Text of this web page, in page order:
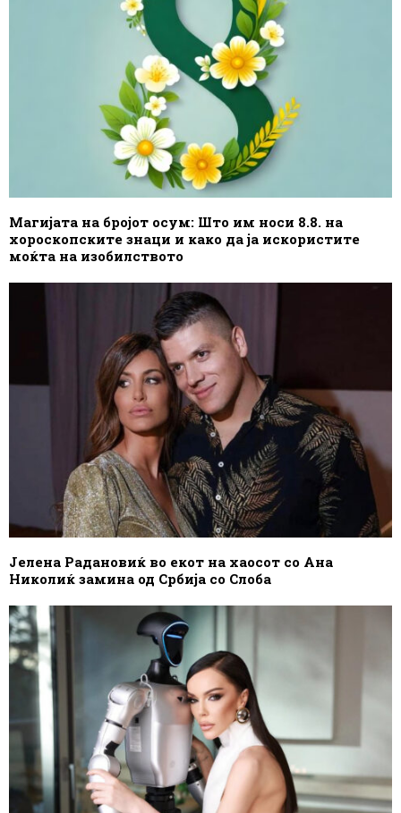
Магијата на бројот осум: Што им носи 8.8. на
хороскопските знаци и како да ја искористите
моќта на изобилството
Јелена Радановиќ во екот на хаосот со Ана
Николиќ замина од Србија со Слоба